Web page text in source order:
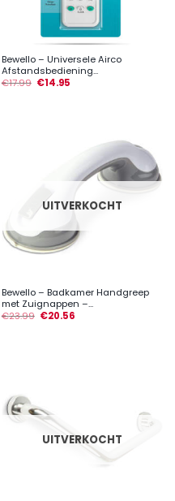
Bewello – Universele Airco
Afstandsbediening...
€17.99 €14.95
UITVERKOCHT
Bewello – Badkamer Handgreep
met Zuignappen –...
€23.99 €20.56
UITVERKOCHT